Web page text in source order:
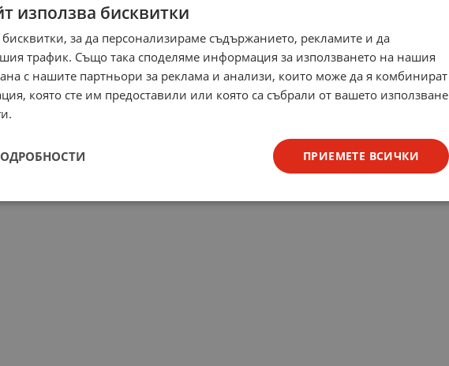
използва бисквитки
за да персонализираме съдържанието, рекламите и да
трафик. Също така споделяме информация за използването на нашия
с нашите партньори за реклама и анализи, които може да я комбинират
която сте им предоставили или която са събрали от вашето използване
ПРИЕМЕТЕ ВСИЧКИ